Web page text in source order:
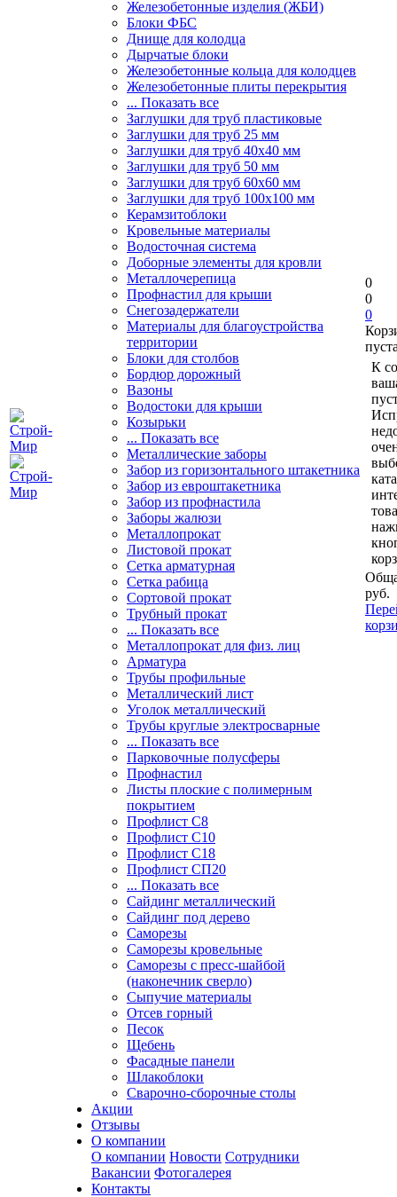
Железобетонные изделия (ЖБИ)
Блоки ФБС
Днище для колодца
Дырчатые блоки
Железобетонные кольца для колодцев
Железобетонные плиты перекрытия
... Показать все
Заглушки для труб пластиковые
Заглушки для труб 25 мм
Заглушки для труб 40х40 мм
Заглушки для труб 50 мм
Заглушки для труб 60х60 мм
Заглушки для труб 100х100 мм
Керамзитоблоки
Кровельные материалы
Водосточная система
Доборные элементы для кровли
Металлочерепица
Профнастил для крыши
Снегозадержатели
Материалы для благоустройства
территории
Блоки для столбов
Бордюр дорожный
Вазоны
Водостоки для крыши
Козырьки
... Показать все
Металлические заборы
Забор из горизонтального штакетника
Забор из евроштакетника
Забор из профнастила
Заборы жалюзи
Металлопрокат
Листовой прокат
Сетка арматурная
Сетка рабица
Сортовой прокат
Трубный прокат
... Показать все
Металлопрокат для физ. лиц
Арматура
Трубы профильные
Металлический лист
Уголок металлический
Трубы круглые электросварные
... Показать все
Парковочные полусферы
Профнастил
Листы плоские с полимерным
покрытием
Профлист С8
Профлист С10
Профлист С18
Профлист СП20
... Показать все
Сайдинг металлический
Cайдинг под дерево
Саморезы
Саморезы кровельные
Саморезы с пресс-шайбой
(наконечник сверло)
Сыпучие материалы
Отсев горный
Песок
Щебень
Фасадные панели
Шлакоблоки
Сварочно-сборочные столы
Акции
Отзывы
О компании
О компании Новости Сотрудники
Вакансии Фотогалерея
Контакты
0
0
0
К
руб.